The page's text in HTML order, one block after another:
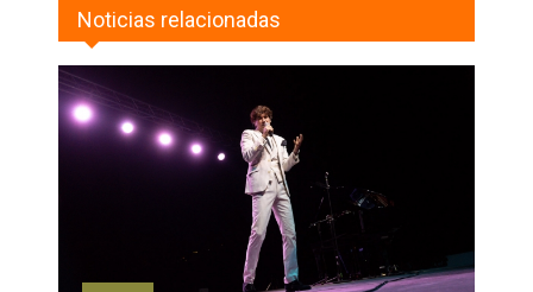
Noticias relacionadas